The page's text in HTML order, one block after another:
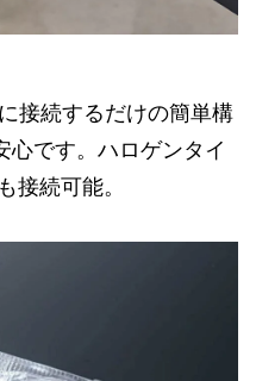
接続するだけの簡単構
心です。ハロゲンタイ
接続可能。